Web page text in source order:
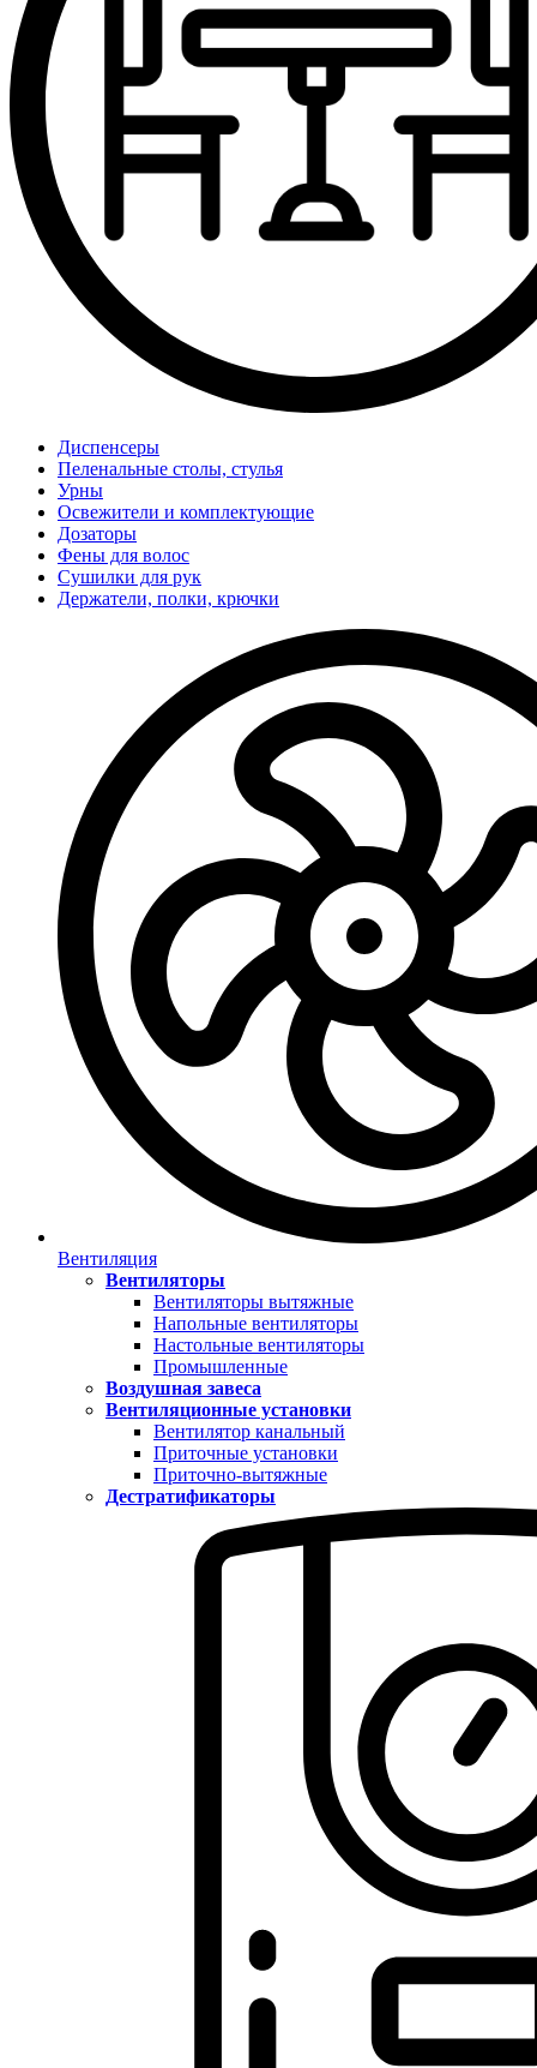
Диспенсеры
Пеленальные столы, стулья
Урны
Освежители и комплектующие
Дозаторы
Фены для волос
Сушилки для рук
Держатели, полки, крючки
Вентиляция
Вентиляторы
Вентиляторы вытяжные
Напольные вентиляторы
Настольные вентиляторы
Промышленные
Воздушная завеса
Вентиляционные установки
Вентилятор канальный
Приточные установки
Приточно-вытяжные
Дестратификаторы